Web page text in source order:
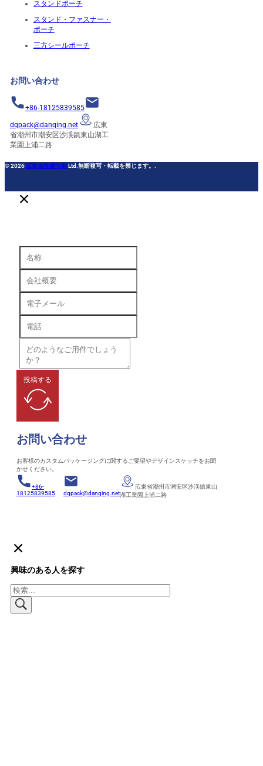
スタンドポーチ
スタンド・ファスナー・
ポーチ
三方シールポーチ
お問い合わせ
+86-18125839585
dqpack@danqing.net
広東
省潮州市潮安区沙渓鎮東山湖工
業園上浦二路
© 2026 広東省段慶印刷 Ltd.無断複写・転載を禁じます。.
投稿する
お問い合わせ
お客様のカスタムパッケージングに関するご要望やデザインスケッチをお聞
かせください。
+86-
18125839585
dqpack@danqing.net
広東省潮州市潮安区沙渓鎮東山
湖工業園上浦二路
興味のある人を探す
検
索